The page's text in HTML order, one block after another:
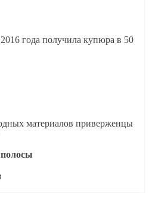
года получила купюра в 50
материалов приверженцы